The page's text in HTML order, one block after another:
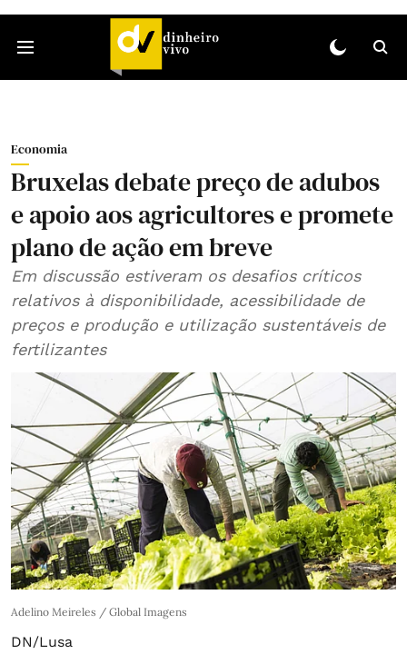
Economia
Bruxelas debate preço de adubos
e apoio aos agricultores e promete
plano de ação em breve
Em discussão estiveram os desafios críticos
relativos à disponibilidade, acessibilidade de
preços e produção e utilização sustentáveis de
fertilizantes
Adelino Meireles / Global Imagens
DN/Lusa